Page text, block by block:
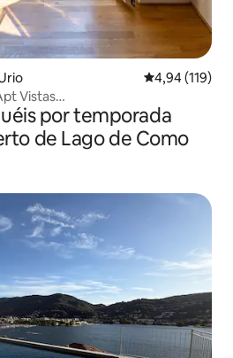
4,94 de uma
4,94 (119)
Vistas
Ar condicionado
por temporada
de Lago de Como